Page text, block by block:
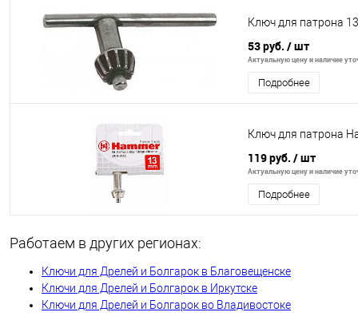
Ключ для патрона
53 руб. / шт
Актуальную цену и наличие
Подробнее
Ключ для патрона
119 руб. / шт
Актуальную цену и наличие
Подробнее
Работаем в других регионах:
Ключи для Дрелей и Болгарок в Благовещенске
Ключи для Дрелей и Болгарок в Иркутске
Ключи для Дрелей и Болгарок во Владивостоке